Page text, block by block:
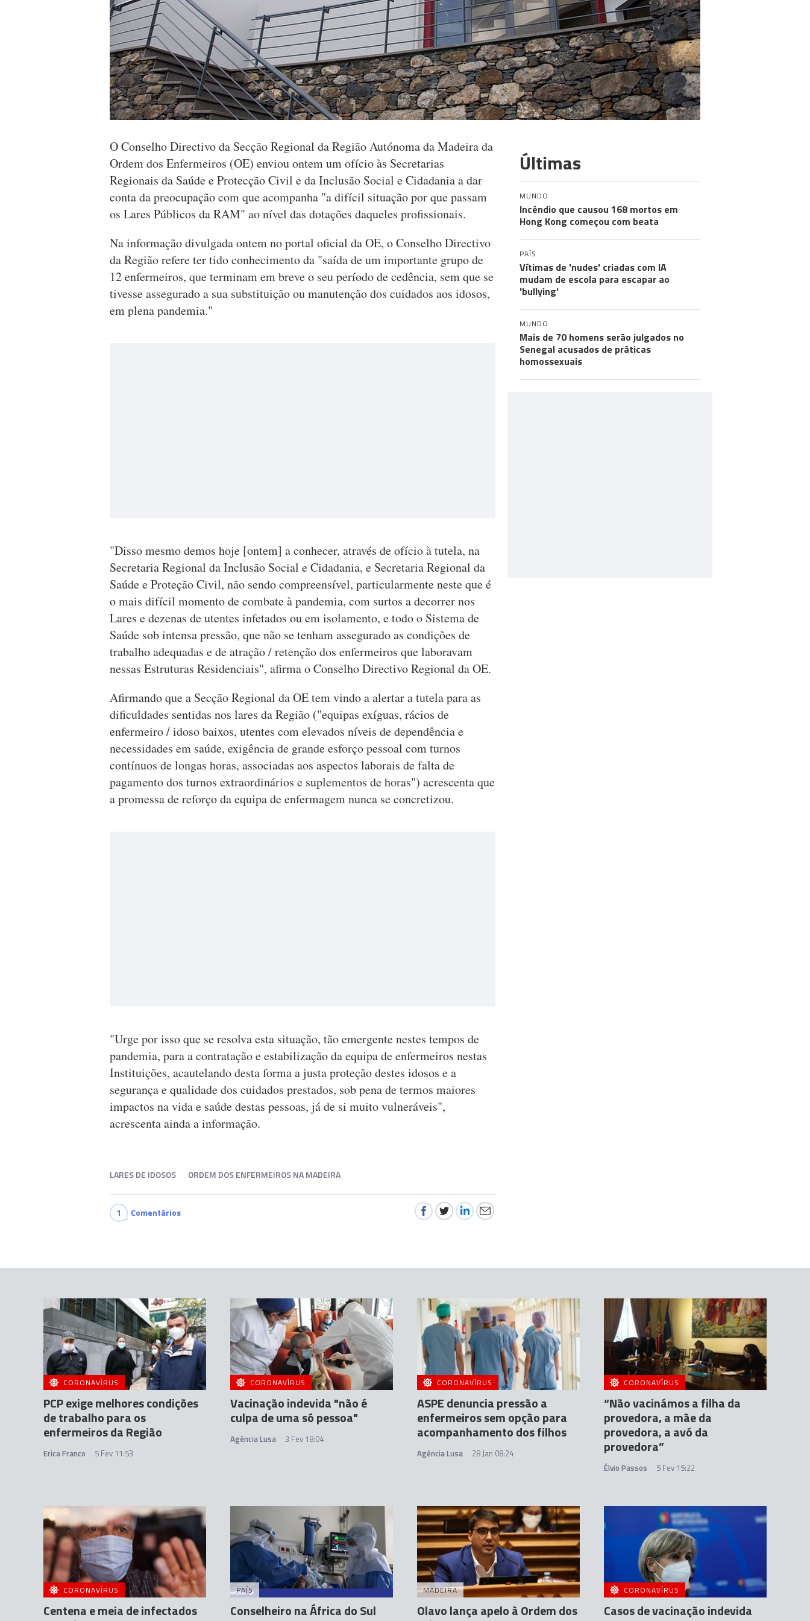
O Conselho Directivo da Secção Regional da Região Autónoma da Madeira da
Ordem dos Enfermeiros (OE) enviou ontem um ofício às Secretarias
Regionais da Saúde e Protecção Civil e da Inclusão Social e Cidadania a dar
conta da preocupação com que acompanha "a difícil situação por que passam
os Lares Públicos da RAM" ao nível das dotações daqueles profissionais.
Na informação divulgada ontem no portal oficial da OE, o Conselho Directivo
da Região refere ter tido conhecimento da "saída de um importante grupo de
12 enfermeiros, que terminam em breve o seu período de cedência, sem que se
tivesse assegurado a sua substituição ou manutenção dos cuidados aos idosos,
em plena pandemia."
"Disso mesmo demos hoje [ontem] a conhecer, através de ofício à tutela, na
Secretaria Regional da Inclusão Social e Cidadania, e Secretaria Regional da
Saúde e Proteção Civil, não sendo compreensível, particularmente neste que é
o mais difícil momento de combate à pandemia, com surtos a decorrer nos
Lares e dezenas de utentes infetados ou em isolamento, e todo o Sistema de
Saúde sob intensa pressão, que não se tenham assegurado as condições de
trabalho adequadas e de atração / retenção dos enfermeiros que laboravam
nessas Estruturas Residenciais", afirma o Conselho Directivo Regional da OE.
Afirmando que a Secção Regional da OE tem vindo a alertar a tutela para as
dificuldades sentidas nos lares da Região ("equipas exíguas, rácios de
enfermeiro / idoso baixos, utentes com elevados níveis de dependência e
necessidades em saúde, exigência de grande esforço pessoal com turnos
contínuos de longas horas, associadas aos aspectos laborais de falta de
pagamento dos turnos extraordinários e suplementos de horas") acrescenta que
a promessa de reforço da equipa de enfermagem nunca se concretizou.
"Urge por isso que se resolva esta situação, tão emergente nestes tempos de
pandemia, para a contratação e estabilização da equipa de enfermeiros nestas
Instituições, acautelando desta forma a justa proteção destes idosos e a
segurança e qualidade dos cuidados prestados, sob pena de termos maiores
impactos na vida e saúde destas pessoas, já de si muito vulneráveis",
acrescenta ainda a informação.
LARES DE IDOSOS ORDEM DOS ENFERMEIROS NA MADEIRA
1 Comentários
Últimas
MUNDO
Incêndio que causou 168 mortos em
Hong Kong começou com beata
PAÍS
Vítimas de 'nudes' criadas com IA
mudam de escola para escapar ao
'bullying'
MUNDO
Mais de 70 homens serão julgados no
Senegal acusados de práticas
homossexuais
CORONAVÍRUS
PCP exige melhores condições
de trabalho para os
enfermeiros da Região
Erica Franco 5 Fev 11:53
CORONAVÍRUS
Vacinação indevida "não é
culpa de uma só pessoa"
Agência Lusa 3 Fev 18:04
CORONAVÍRUS
ASPE denuncia pressão a
enfermeiros sem opção para
acompanhamento dos filhos
Agência Lusa 28 Jan 08:24
CORONAVÍRUS
“Não vacinámos a filha da
provedora, a mãe da
provedora, a avó da
provedora”
Élvio Passos 5 Fev 15:22
CORONAVÍRUS
Centena e meia de infectados
PAÍS
Conselheiro na África do Sul
MADEIRA
Olavo lança apelo à Ordem dos
CORONAVÍRUS
Casos de vacinação indevida